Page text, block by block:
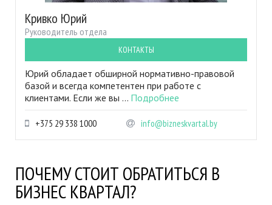
Кривко Юрий
Руководитель отдела
КОНТАКТЫ
Юрий обладает обширной нормативно-правовой
базой и всегда компетентен при работе с
клиентами. Если же вы ... Подробнее
+375 29 338 1000 info@bizneskvartal.by
ПОЧЕМУ СТОИТ ОБРАТИТЬСЯ В
БИЗНЕС КВАРТАЛ?